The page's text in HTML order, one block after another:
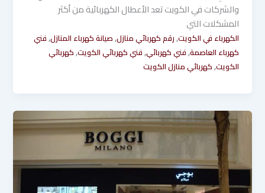
والشركات في الكويت تعد الأعطال الكهربائية من أكثر
المشكلات التي
الكهرباء في الكويت,رقم كهربائي منازل,صيانة كهرباء المنازل,فني
كهرباء العاصمة,فني كهربائي,فني كهربائي الكويت,كهربائي
الكويت,كهربائي منازل الكويت